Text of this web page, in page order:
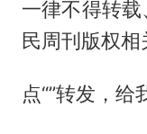
一律不得转
民周刊版权相
点“”转发，